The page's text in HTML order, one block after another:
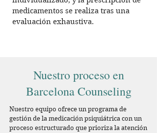
medicamentos se realiza tras una
evaluación exhaustiva.
Nuestro proceso en
Barcelona Counseling
Nuestro equipo ofrece un programa de
gestión de la medicación psiquiátrica con un
proceso estructurado que prioriza la atención